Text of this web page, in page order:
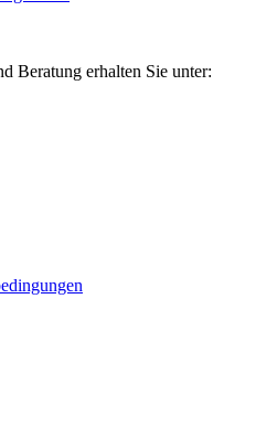
Beratung erhalten Sie unter: